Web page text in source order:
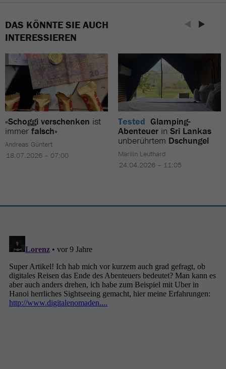
DAS KÖNNTE SIE AUCH
INTERESSIEREN
«Schoggi verschenken ist
immer falsch»
Andreas Güntert
18.07.2026 – 07:00
Tested Glamping-
Abenteuer in Sri Lankas
unberührtem Dschungel
Marilin Leuthard
24.04.2026 – 11:05